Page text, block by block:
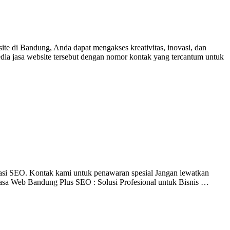
di Bandung, Anda dapat mengakses kreativitas, inovasi, dan
jasa website tersebut dengan nomor kontak yang tercantum untuk
SEO. Kontak kami untuk penawaran spesial Jangan lewatkan
Web Bandung Plus SEO : Solusi Profesional untuk Bisnis …